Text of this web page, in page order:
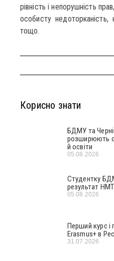
рівність і непорушність
особисту недоторканість,
тощо.
Корисно знати
БДМУ та
розширюють
й освіти
05.08.2026
Студентку
результат
05.08.2026
Перший курс і
Erasmus+ в
31.07.2026